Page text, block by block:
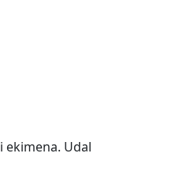
ekimena. Udal